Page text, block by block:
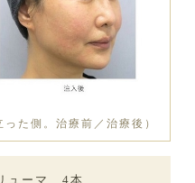
た側。治療前／治療後）
ューマ 4本